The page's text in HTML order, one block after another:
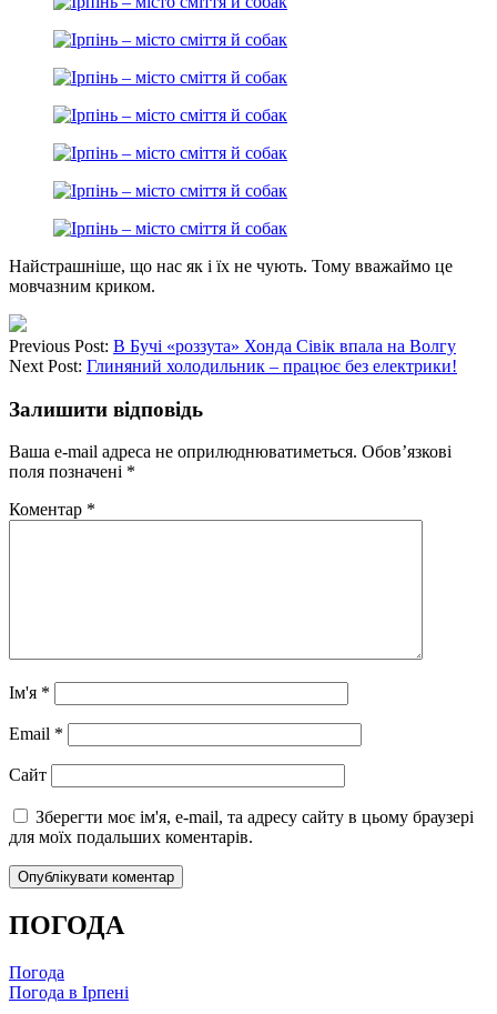
Найстрашніше, що нас як і їх не чують. Тому вважаймо це
мовчазним криком.
Previous Post: В Бучі «роззута» Хонда Сівік впала на Волгу
Next Post: Глиняний холодильник – працює без електрики!
Залишити відповідь
Ваша e-mail адреса не оприлюднюватиметься. Обов’язкові
поля позначені *
Коментар *
Ім'я *
Email *
Сайт
Зберегти моє ім'я, e-mail, та адресу сайту в цьому браузері
для моїх подальших коментарів.
ПОГОДА
Погода
Погода в Ірпені